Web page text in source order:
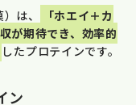
は、
「ホエイ＋カ
が期待でき、効率的
したプロテインです。
ン